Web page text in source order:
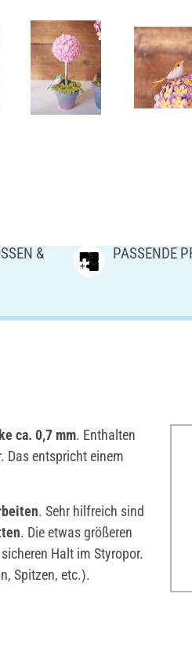
& V
PASSENDE
ca. 0,7 mm. Enthalten
Das entspricht einem
. Sehr hilfreich sind
. Die etwas größeren
Halt im Styropor.
Spitzen, etc.).